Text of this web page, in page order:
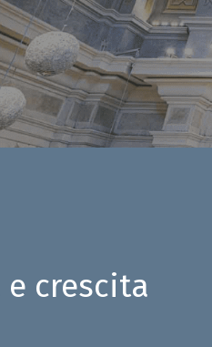
e crescita